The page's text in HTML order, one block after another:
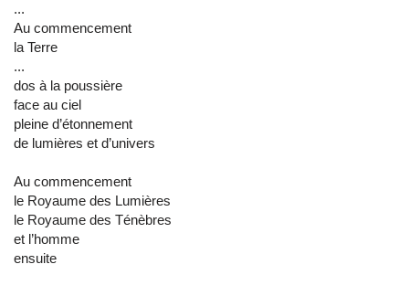
...
Au commencement
la Terre
...
dos à la poussière
face au ciel
pleine d’étonnement
de lumières et d’univers
Au commencement
le Royaume des Lumières
le Royaume des Ténèbres
et l’homme
ensuite